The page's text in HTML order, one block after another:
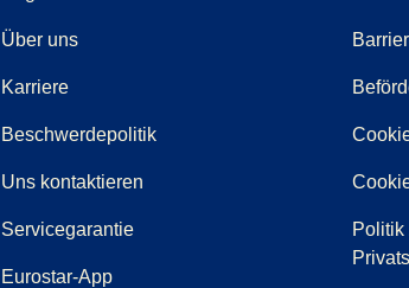
Über uns
Karriere
Beschwerdepolitik( Öffnet einen neuen Tab)
(
Uns kontaktieren
Servicegarantie
Eurostar-App
Politik